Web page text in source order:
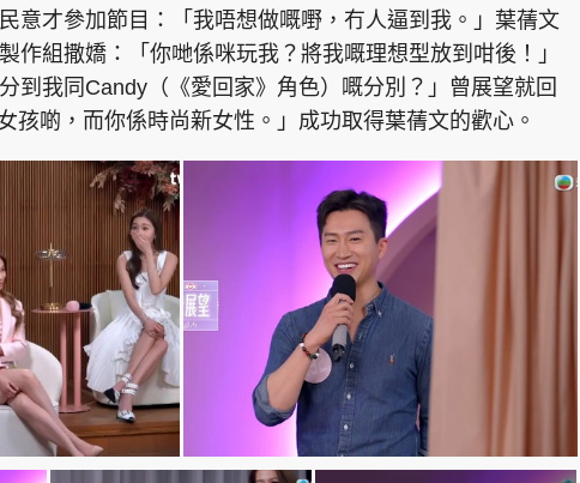
意才參加節目：「我唔想做嘅嘢，冇人逼到我。」葉蒨文
作組撒嬌：「你哋係咪玩我？將我嘅理想型放到咁後！」
到我同Candy（《愛回家》角色）嘅分別？」曾展望就回
孩啲，而你係時尚新女性。」成功取得葉蒨文的歡心。